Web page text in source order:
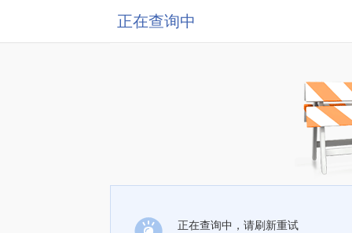
正在查询中
正在查询中，请刷新重试